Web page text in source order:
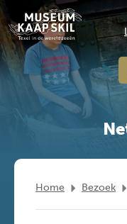
Home Bezoek